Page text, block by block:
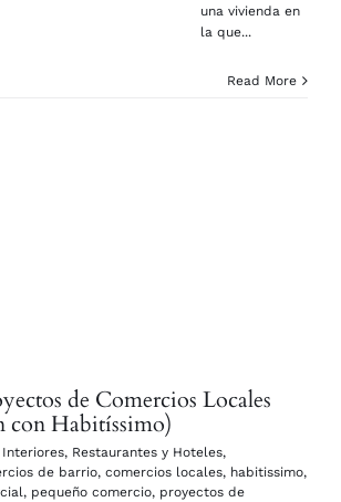
una vivienda en
la que...
Read More
de Comercios Locales
con Habitíssimo)
Interiores, Restaurantes y Hoteles,
de barrio, comercios locales, habitissimo,
, pequeño comercio, proyectos de